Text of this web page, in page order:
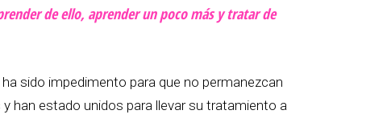
de ello, aprender un poco más y tratar de
sido impedimento para que no permanezcan
han estado unidos para llevar su tratamiento a